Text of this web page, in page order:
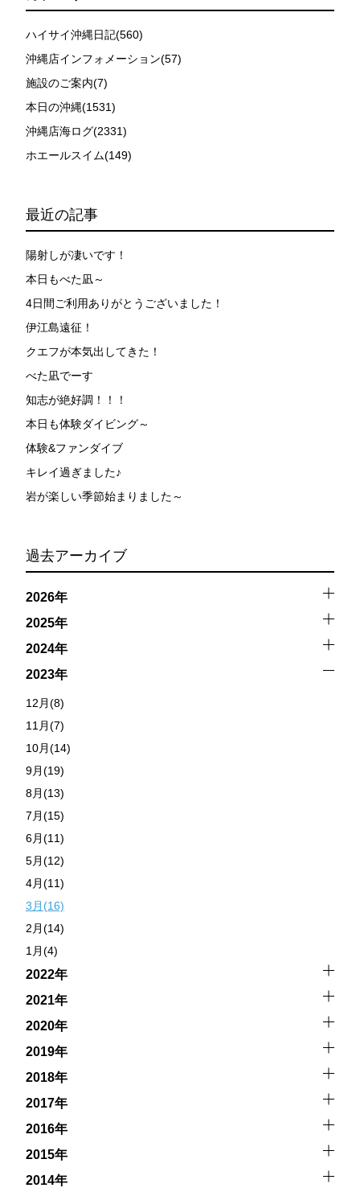
ハイサイ沖縄日記(560)
沖縄店インフォメーション(57)
施設のご案内(7)
本日の沖縄(1531)
沖縄店海ログ(2331)
ホエールスイム(149)
最近の記事
陽射しが凄いです！
本日もべた凪～
4日間ご利用ありがとうございました！
伊江島遠征！
クエフが本気出してきた！
べた凪でーす
知志が絶好調！！！
本日も体験ダイビング～
体験&ファンダイブ
キレイ過ぎました♪
岩が楽しい季節始まりました～
過去アーカイブ
2026年
2025年
2024年
2023年
12月(8)
11月(7)
10月(14)
9月(19)
8月(13)
7月(15)
6月(11)
5月(12)
4月(11)
3月(16)
2月(14)
1月(4)
2022年
2021年
2020年
2019年
2018年
2017年
2016年
2015年
2014年